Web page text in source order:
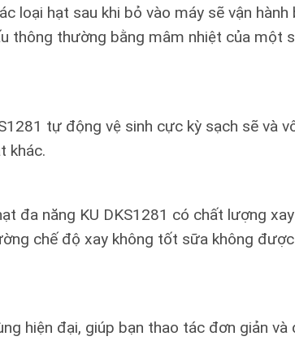
loại hạt sau khi bỏ vào máy sẽ vận
thông thường bằng mâm nhiệt của một
tự động vệ sinh cực kỳ sạch sẽ và
khác.
đa năng KU DKS1281 có chất lượng
chế độ xay không tốt sữa không
hiện đại, giúp bạn thao tác đơn giản và